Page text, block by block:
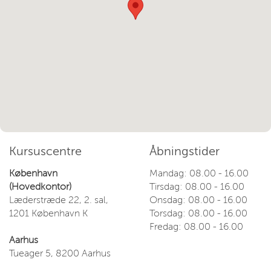
Kursuscentre
København
(Hovedkontor)
Læderstræde 22, 2. sal,
1201 København K
Aarhus
Tueager 5, 8200 Aarhus
Åbningstider
Mandag: 08.00 - 16.00
Tirsdag: 08.00 - 16.00
Onsdag: 08.00 - 16.00
Torsdag: 08.00 - 16.00
Fredag: 08.00 - 16.00